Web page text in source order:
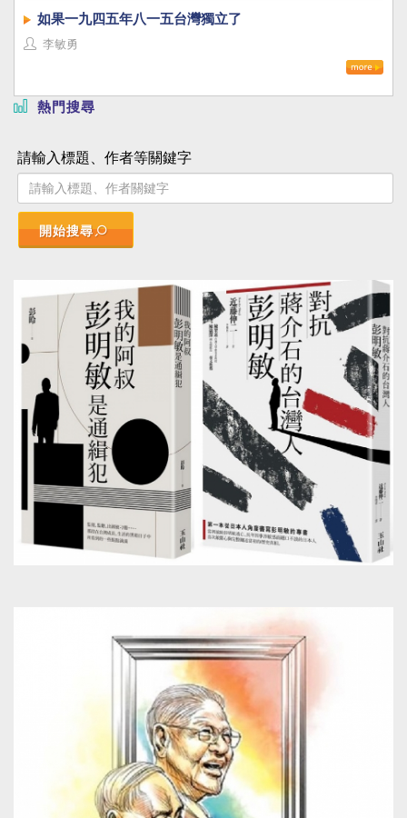
如果一九四五年八一五台灣獨立了
李敏勇
熱門搜尋
請輸入標題、作者等關鍵字
開始搜尋